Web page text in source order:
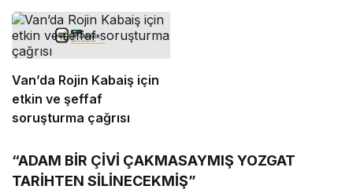
Van’da Rojin Kabaiş için
etkin ve şeffaf
soruşturma çağrısı
“ADAM BİR ÇİVİ ÇAKMASAYMIŞ YOZGAT
TARİHTEN SİLİNECEKMİŞ”